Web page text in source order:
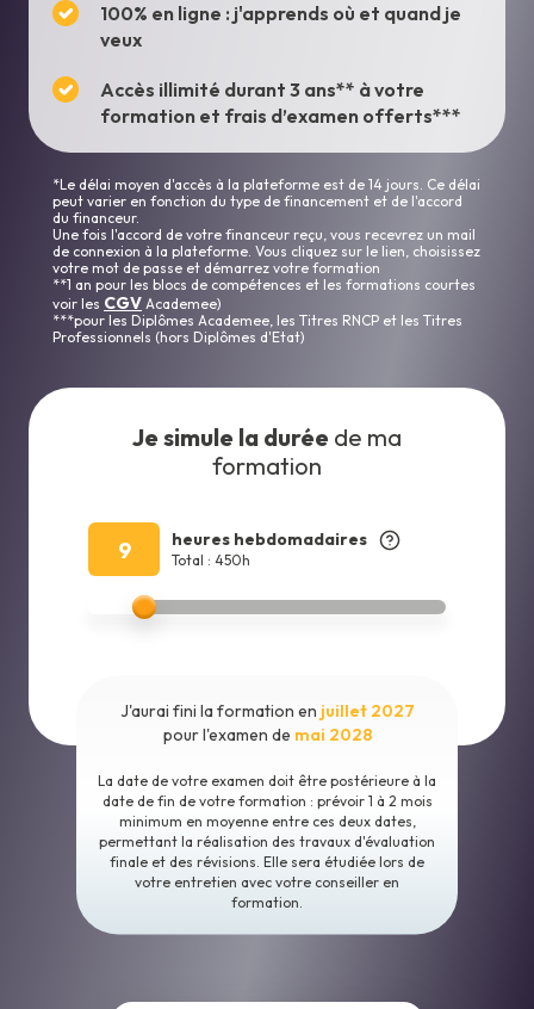
100% en ligne : j'apprends où et quand je
veux
Accès illimité durant 3 ans** à votre
formation et frais d’examen offerts***
*Le délai moyen d'accès à la plateforme est de 14 jours. Ce délai
peut varier en fonction du type de financement et de l'accord
du financeur.
Une fois l'accord de votre financeur reçu, vous recevrez un mail
de connexion à la plateforme. Vous cliquez sur le lien, choisissez
votre mot de passe et démarrez votre formation
**1 an pour les blocs de compétences et les formations courtes
voir les CGV Academee)
***pour les Diplômes Academee, les Titres RNCP et les Titres
Professionnels (hors Diplômes d'Etat)
Je simule la durée de ma
formation
9 heures hebdomadaires
Total : 450h
J'aurai fini la formation en juillet 2027
pour l'examen de mai 2028
La date de votre examen doit être postérieure à la
date de fin de votre formation : prévoir 1 à 2 mois
minimum en moyenne entre ces deux dates,
permettant la réalisation des travaux d'évaluation
finale et des révisions. Elle sera étudiée lors de
votre entretien avec votre conseiller en
formation.